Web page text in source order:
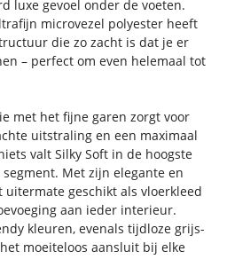
luxe gevoel onder de voeten.
microvezel polyester heeft
die zo zacht is dat je er
– perfect om even helemaal tot
met het fijne garen zorgt voor
uitstraling en een maximaal
valt Silky Soft in de hoogste
Met zijn elegante en
uitermate geschikt als vloerkleed
aan ieder interieur.
kleuren, evenals tijdloze grijs-
moeiteloos aansluit bij elke